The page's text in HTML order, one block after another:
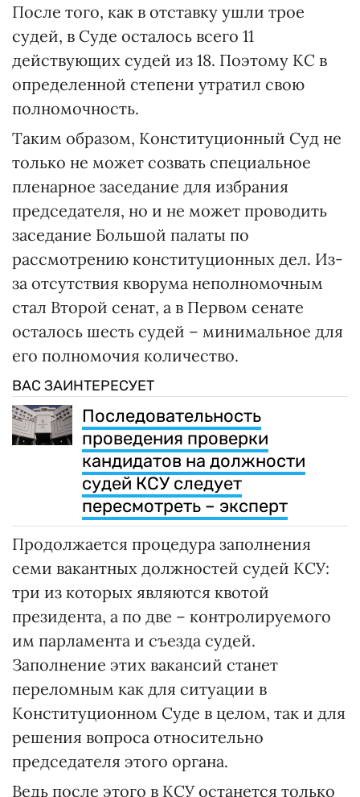
После того, как в отставку ушли трое
судей, в Суде осталось всего 11
действующих судей из 18. Поэтому КС в
определенной степени утратил свою
полномочность.
Таким образом, Конституционный Суд не
только не может созвать специальное
пленарное заседание для избрания
председателя, но и не может проводить
заседание Большой палаты по
рассмотрению конституционных дел. Из-
за отсутствия кворума неполномочным
стал Второй сенат, а в Первом сенате
осталось шесть судей – минимальное для
его полномочия количество.
ВАС ЗАИНТЕРЕСУЕТ
Последовательность
проведения проверки
кандидатов на должности
судей КСУ следует
пересмотреть – эксперт
Продолжается процедура заполнения
семи вакантных должностей судей КСУ:
три из которых являются квотой
президента, а по две – контролируемого
им парламента и съезда судей.
Заполнение этих вакансий станет
переломным как для ситуации в
Конституционном Суде в целом, так и для
решения вопроса относительно
председателя этого органа.
Ведь после этого в КСУ останется только